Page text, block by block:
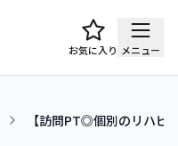
お気に入り メニュー
【訪問PT◎個別のリハビ